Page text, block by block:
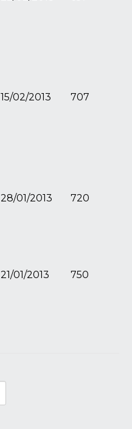
15/02/2013 707
28/01/2013 720
21/01/2013 750